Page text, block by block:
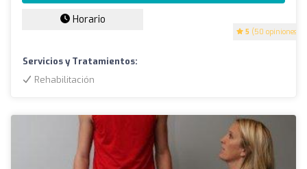
5 (50 opiniones)
Horario
Servicios y Tratamientos:
Rehabilitación